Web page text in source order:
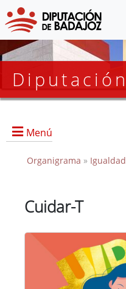
Diputación
Menú
Documentos de interés
Organigrama » Igualdad
Cuidar-T